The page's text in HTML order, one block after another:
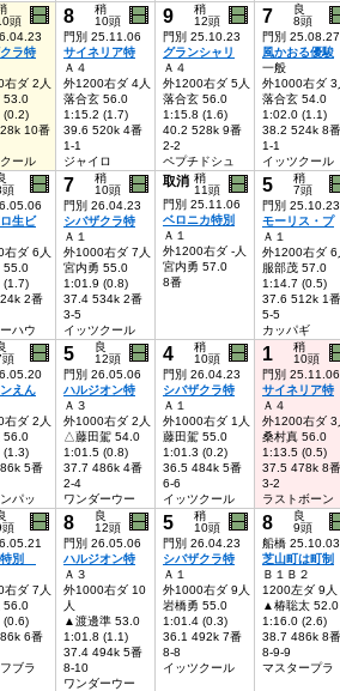
頭
ラ特
ダ 2人
53.0
(0.2)
10番
ール
8
稍
10頭
門別 25.11.06
サイネリア特
Ａ４
外1200右ダ 4人
落合玄 56.0
1:15.2 (1.7)
39.6 520k 4番
1-1
ジャイロ
9
稍
12頭
門別 25.10.23
グランシャリ
Ａ４
外1200右ダ 5人
落合玄 56.0
1:15.8 (1.6)
40.2 528k 9番
2-2
ペプチドシュ
7
良
8頭
門別 25.08.27
風かおる優駿
一般
外1000右ダ 3
落合玄 54.0
1:02.0 (1.1)
38.2 524k 8番
1-1
イッツクール
頭
生ビ
ダ 6人
55.0
(1.7)
2番
ハウ
7
稍
10頭
門別 26.04.23
シバザクラ特
Ａ１
外1000右ダ 7人
宮内勇 55.0
1:01.9 (0.8)
37.4 534k 2番
3-5
イッツクール
取消 稍
11頭
門別 25.11.06
ベロニカ特別
Ａ１
外1200右ダ -人
宮内勇 57.0
8番
5
稍
7頭
門別 25.10.23
モーリス・プ
Ａ１
外1200右ダ 6
服部茂 57.0
1:14.7 (0.5)
37.6 512k 1番
5-5
カッパギ
頭
えん
ダ 2人
56.0
(1.3)
5番
パッ
5
良
12頭
門別 26.05.06
ハルジオン特
Ａ３
外1000右ダ 2人
△藤田駕 54.0
1:01.5 (0.8)
37.7 486k 4番
2-4
ワンダーウー
4
稍
10頭
門別 26.04.23
シバザクラ特
Ａ１
外1000右ダ 1人
藤田駕 55.0
1:01.3 (0.2)
36.5 484k 5番
6-6
イッツクール
1
稍
10頭
門別 25.11.06
サイネリア特
Ａ４
外1200右ダ 3
桑村真 56.0
1:13.5 (0.5)
37.5 478k 8番
3-2
ラストボーン
頭
特別
ダ 7人
56.0
(0.6)
6番
ブラ
8
良
12頭
門別 26.05.06
ハルジオン特
Ａ３
外1000右ダ 10
人
▲渡邊準 53.0
1:01.8 (1.1)
37.4 494k 5番
8-10
ワンダーウー
5
稍
10頭
門別 26.04.23
シバザクラ特
Ａ１
外1000右ダ 9人
岩橋勇 55.0
1:01.4 (0.3)
36.1 492k 7番
8-8
イッツクール
8
良
9頭
船橋 25.10.03
芝山町は町制
Ｂ１Ｂ２
1200左ダ 9人
▲椿聡太 52.0
1:16.0 (2.6)
38.7 486k 8番
8-9-9
マスタープラ